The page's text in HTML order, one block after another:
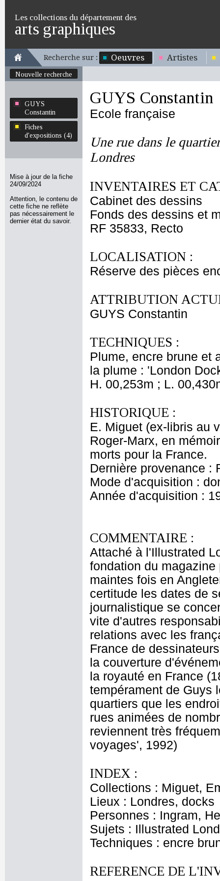
Les collections du département des
arts graphiques
Recherche sur : Oeuvres Artistes
Nouvelle recherche
GUYS
Constantin
Fiches
d'expositions (4)
Mise à jour de la fiche
24/09/2024
Attention, le contenu de
cette fiche ne reflète
pas nécessairement le
dernier état du savoir.
GUYS Constantin
Ecole française
Une rue dans le
Londres
INVENTAIRES ET
Cabinet des dessins
Fonds des dessins et
RF 35833, Recto
LOCALISATION :
Réserve des pièces
ATTRIBUTION
GUYS Constantin
TECHNIQUES :
Plume, encre brune et
la plume : 'London
H. 00,253m ; L.
HISTORIQUE :
E. Miguet (ex-libris au
Roger-Marx, en
morts pour la France.
Dernière provenance :
Mode d'acquisition :
Année d'acquisition :
COMMENTAIRE :
Attaché à l'Illustrated
fondation du
maintes fois en
certitude les dates de
journalistique se
vite d'autres
relations avec les
France de
la couverture
la royauté en France
tempérament de Guys
quartiers que les
rues animées de
reviennent très
voyages', 1992)
INDEX :
Collections : Miguet,
Lieux : Londres, docks
Personnes : Ingram,
Sujets : Illustrated
Techniques : encre
REFERENCE DE